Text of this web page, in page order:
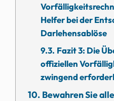
Helfer bei der
Darlehensablöse
Fazit 3: Die
offiziellen
zwingend
Bewahren Sie